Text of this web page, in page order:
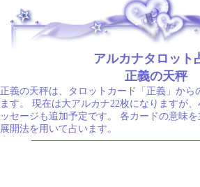
.
アルカナタロット
正義の天秤
正義の天秤は、タロットカード「正義」から
ます。 現在は大アルカナ22枚になりますが
ッセージも追加予定です。 各カードの意味
展開法を用いて占います。